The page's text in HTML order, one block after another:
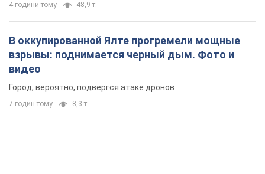
4 години тому 48,9 т.
В оккупированной Ялте прогремели мощные
взрывы: поднимается черный дым. Фото и
видео
Город, вероятно, подвергся атаке дронов
7 годин тому 8,3 т.